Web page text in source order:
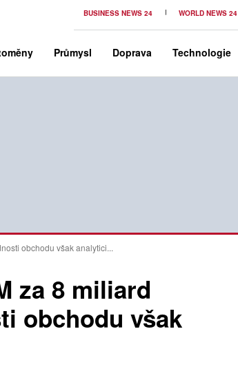
BUSINESS NEWS 24 WORLD NEWS 24
Průmysl Doprava Technologie
obchodu však analytici...
za 8 miliard
obchodu však